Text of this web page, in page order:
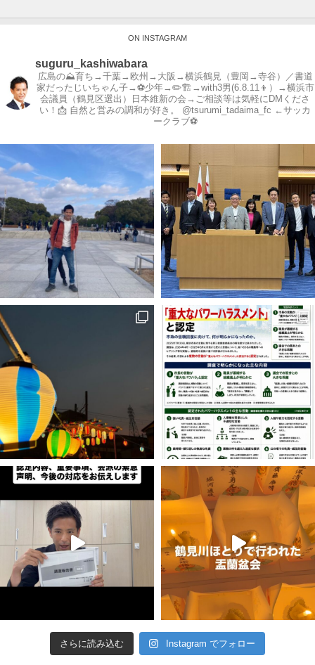
ON INSTAGRAM
suguru_kashiwabara
広島の⛰育ち→千葉→欧州→大阪→横浜鶴見（豊岡→寺谷）／書道
家だったじいちゃん子→⚽️少年→✏️🏗→with3男(6.8.11👦）→横浜市
会議員（鶴見区選出）日本維新の会→ご相談等は気軽にDMくださ
い！📩 自然と営みの調和が好き。
@tsurumi_tadaima_fc ←サッカ
ークラブ⚽️
さらに読み込む Instagram でフォロー